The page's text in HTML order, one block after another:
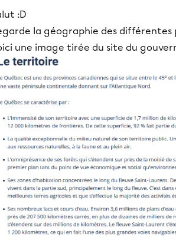
:D
la géographie des différentes
une image tirée du site du